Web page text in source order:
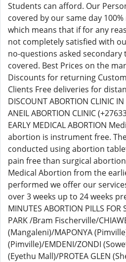
Students can afford. Our
covered by our same day
which means that if for any
not completely satisfied with
no-questions asked
covered. Best Prices on the
Discounts for returning
Clients Free deliveries for
DISCOUNT ABORTION CLINIC
ANEIL ABORTION CLINIC
EARLY MEDICAL ABORTION
abortion is instrument free.
conducted using abortion
pain free than surgical
Medical Abortion from the
performed we offer our
over 3 weeks up to 24 weeks
MINUTES ABORTION PILLS FOR
PARK /Bram Fischerville/
(Mangaleni)/MAPONYA
(Pimville)/EMDENI/ZONDI
(Eyethu Mall)/PROTEA GLEN